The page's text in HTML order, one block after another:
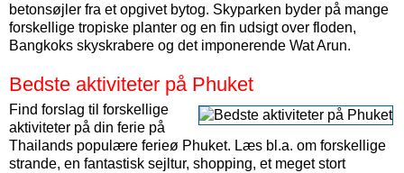
betonsøjler fra et opgivet bytog. Skyparken byder på mange
forskellige tropiske planter og en fin udsigt over floden,
Bangkoks skyskrabere og det imponerende Wat Arun.
Bedste aktiviteter på Phuket
Find forslag til forskellige
aktiviteter på din ferie på
Thailands populære ferieø Phuket. Læs bl.a. om forskellige
strande, en fantastisk sejltur, shopping, et meget stort